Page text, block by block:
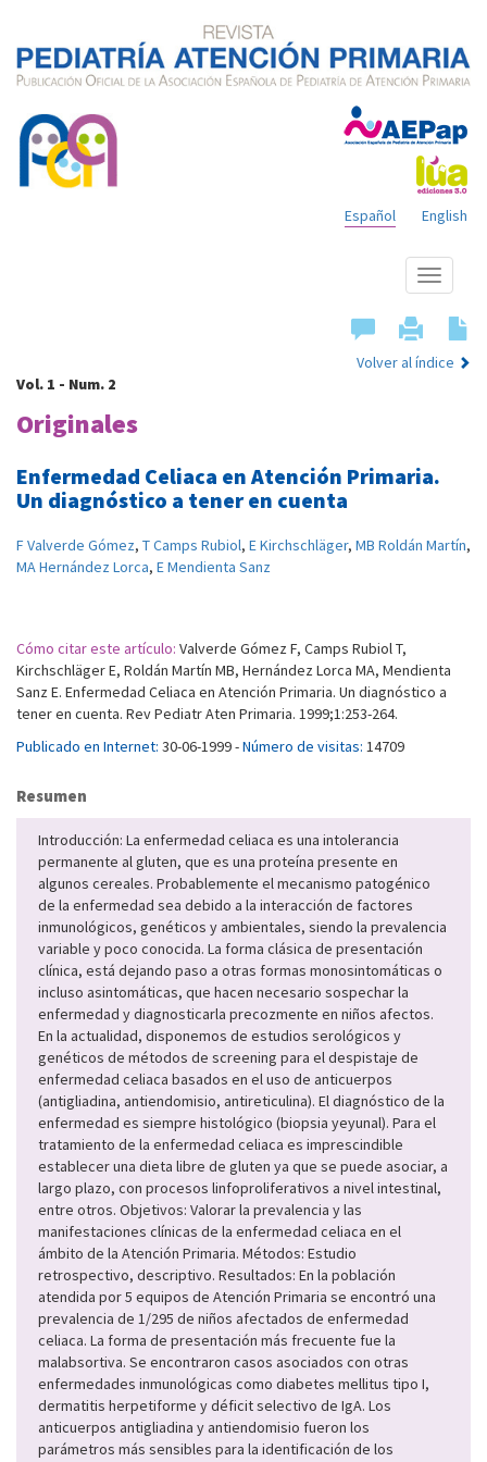
English
Español
Mostrar
menú
Volver al índice
Vol. 1 - Num. 2
Originales
Enfermedad Celiaca en Atención Primaria.
Un diagnóstico a tener en cuenta
F Valverde Gómez, T Camps Rubiol, E Kirchschläger, MB Roldán Martín,
MA Hernández Lorca, E Mendienta Sanz
Cómo citar este artículo: Valverde Gómez F, Camps Rubiol T,
Kirchschläger E, Roldán Martín MB, Hernández Lorca MA, Mendienta
Sanz E. Enfermedad Celiaca en Atención Primaria. Un diagnóstico a
tener en cuenta. Rev Pediatr Aten Primaria. 1999;1:253-264.
Publicado en Internet: 30-06-1999 -Número de visitas: 14709
Resumen
Introducción: La enfermedad celiaca es una intolerancia
permanente al gluten, que es una proteína presente en
algunos cereales. Probablemente el mecanismo patogénico
de la enfermedad sea debido a la interacción de factores
inmunológicos, genéticos y ambientales, siendo la prevalencia
variable y poco conocida. La forma clásica de presentación
clínica, está dejando paso a otras formas monosintomáticas o
incluso asintomáticas, que hacen necesario sospechar la
enfermedad y diagnosticarla precozmente en niños afectos.
En la actualidad, disponemos de estudios serológicos y
genéticos de métodos de screening para el despistaje de
enfermedad celiaca basados en el uso de anticuerpos
(antigliadina, antiendomisio, antireticulina). El diagnóstico de la
enfermedad es siempre histológico (biopsia yeyunal). Para el
tratamiento de la enfermedad celiaca es imprescindible
establecer una dieta libre de gluten ya que se puede asociar, a
largo plazo, con procesos linfoproliferativos a nivel intestinal,
entre otros. Objetivos: Valorar la prevalencia y las
manifestaciones clínicas de la enfermedad celiaca en el
ámbito de la Atención Primaria. Métodos: Estudio
retrospectivo, descriptivo. Resultados: En la población
atendida por 5 equipos de Atención Primaria se encontró una
prevalencia de 1/295 de niños afectados de enfermedad
celiaca. La forma de presentación más frecuente fue la
malabsortiva. Se encontraron casos asociados con otras
enfermedades inmunológicas como diabetes mellitus tipo I,
dermatitis herpetiforme y déficit selectivo de IgA. Los
anticuerpos antigliadina y antiendomisio fueron los
parámetros más sensibles para la identificación de los